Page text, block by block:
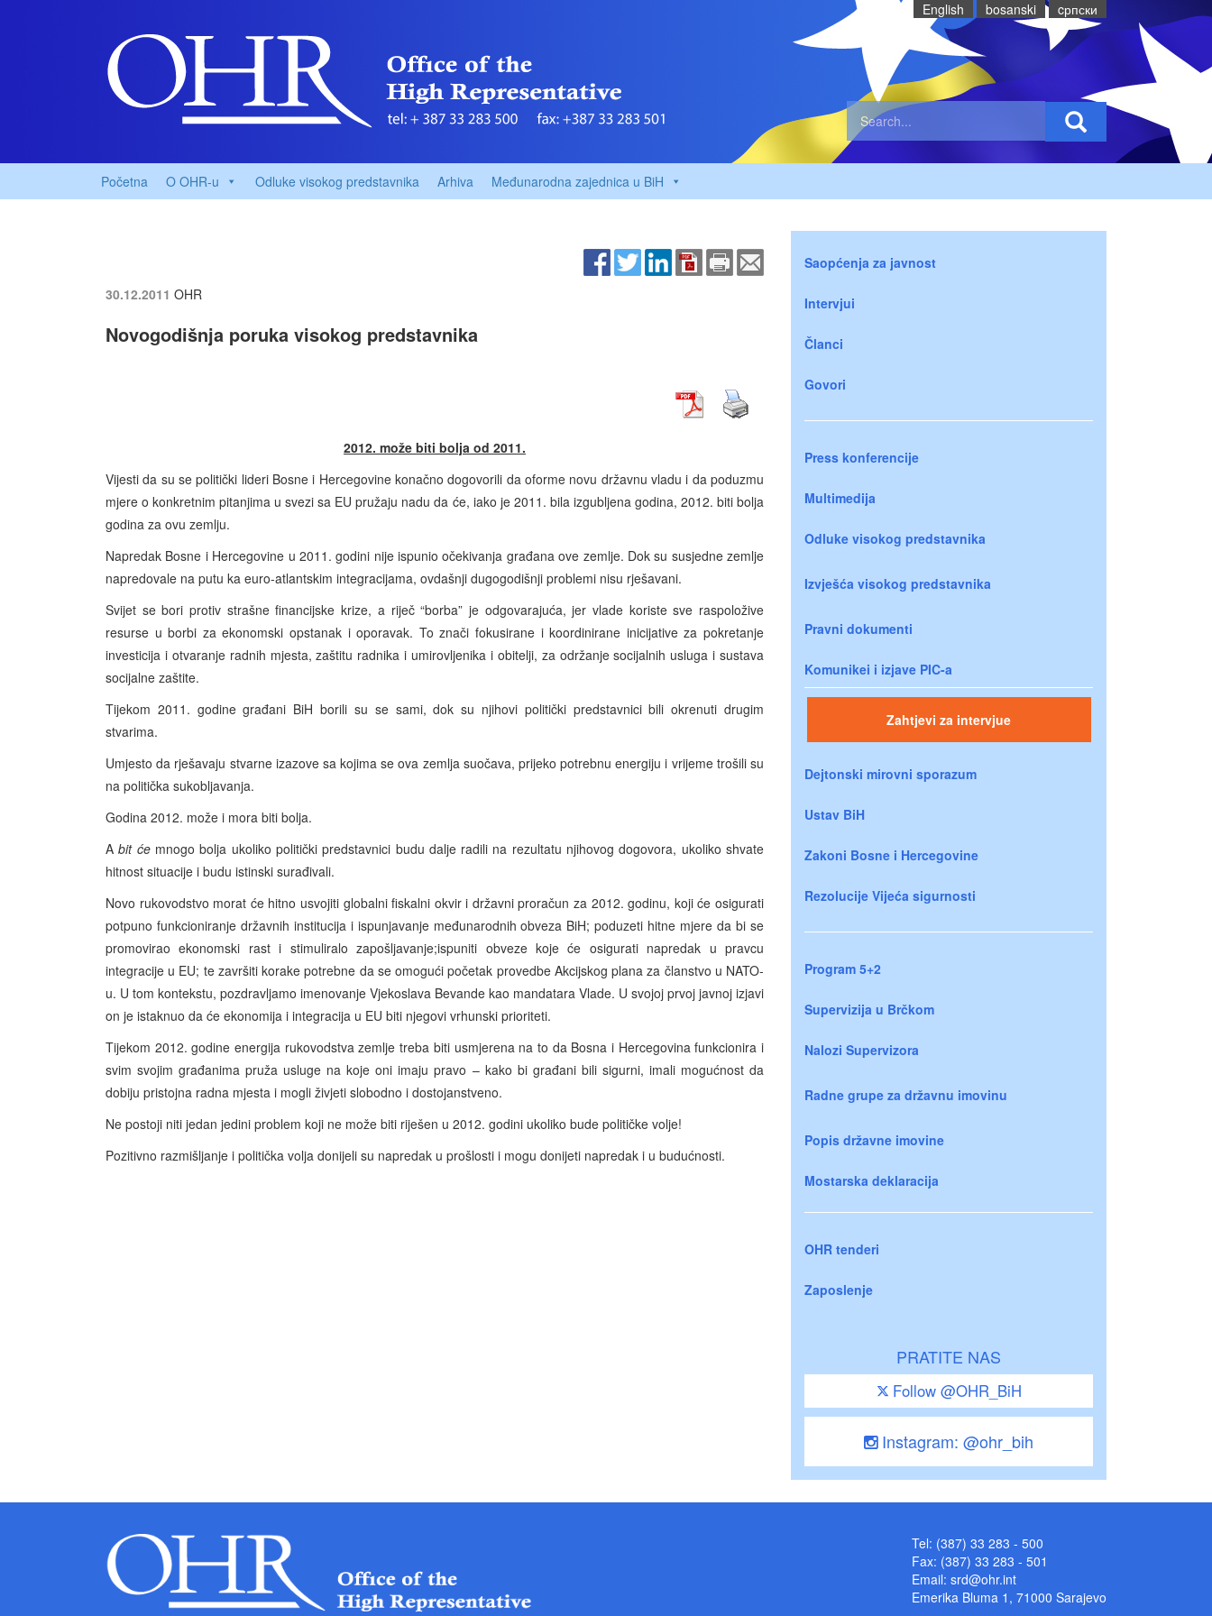
English bosanski cрпски
Početna O OHR-u Odluke visokog predstavnika Arhiva Međunarodna zajednica u BiH
30.12.2011 OHR
Novogodišnja poruka visokog predstavnika
2012. može biti bolja od 2011.
Vijesti da su se politički lideri Bosne i Hercegovine konačno dogovorili da oforme novu državnu vladu i da poduzmu
mjere o konkretnim pitanjima u svezi sa EU pružaju nadu da će, iako je 2011. bila izgubljena godina, 2012. biti bolja
godina za ovu zemlju.
Napredak Bosne i Hercegovine u 2011. godini nije ispunio očekivanja građana ove zemlje. Dok su susjedne zemlje
napredovale na putu ka euro-atlantskim integracijama, ovdašnji dugogodišnji problemi nisu rješavani.
Svijet se bori protiv strašne financijske krize, a riječ “borba” je odgovarajuća, jer vlade koriste sve raspoložive
resurse u borbi za ekonomski opstanak i oporavak. To znači fokusirane i koordinirane inicijative za pokretanje
investicija i otvaranje radnih mjesta, zaštitu radnika i umirovljenika i obitelji, za održanje socijalnih usluga i sustava
socijalne zaštite.
Tijekom 2011. godine građani BiH borili su se sami, dok su njihovi politički predstavnici bili okrenuti drugim
stvarima.
Umjesto da rješavaju stvarne izazove sa kojima se ova zemlja suočava, prijeko potrebnu energiju i vrijeme trošili su
na politička sukobljavanja.
Godina 2012. može i mora biti bolja.
Abit ćemnogo bolja ukoliko politički predstavnici budu dalje radili na rezultatu njihovog dogovora, ukoliko shvate
hitnost situacije i budu istinski surađivali.
Novo rukovodstvo morat će hitno usvojiti globalni fiskalni okvir i državni proračun za 2012. godinu, koji će osigurati
potpuno funkcioniranje državnih institucija i ispunjavanje međunarodnih obveza BiH; poduzeti hitne mjere da bi se
promovirao ekonomski rast i stimuliralo zapošljavanje;ispuniti obveze koje će osigurati napredak u pravcu
integracije u EU; te završiti korake potrebne da se omogući početak provedbe Akcijskog plana za članstvo u NATO-
u. U tom kontekstu, pozdravljamo imenovanje Vjekoslava Bevande kao mandatara Vlade. U svojoj prvoj javnoj izjavi
on je istaknuo da će ekonomija i integracija u EU biti njegovi vrhunski prioriteti.
Tijekom 2012. godine energija rukovodstva zemlje treba biti usmjerena na to da Bosna i Hercegovina funkcionira i
svim svojim građanima pruža usluge na koje oni imaju pravo – kako bi građani bili sigurni, imali mogućnost da
dobiju pristojna radna mjesta i mogli živjeti slobodno i dostojanstveno.
Ne postoji niti jedan jedini problem koji ne može biti riješen u 2012. godini ukoliko bude političke volje!
Pozitivno razmišljanje i politička volja donijeli su napredak u prošlosti i mogu donijeti napredak i u budućnosti.
Saopćenja za javnost
Intervjui
Članci
Govori
Press konferencije
Multimedija
Odluke visokog predstavnika
Izvješća visokog predstavnika
Pravni dokumenti
Komunikei i izjave PIC-a
Zahtjevi za intervjue
Dejtonski mirovni sporazum
Ustav BiH
Zakoni Bosne i Hercegovine
Rezolucije Vijeća sigurnosti
Program 5+2
Supervizija u Brčkom
Nalozi Supervizora
Radne grupe za državnu imovinu
Popis državne imovine
Mostarska deklaracija
OHR tenderi
Zaposlenje
PRATITE NAS
Follow @OHR_BiH
Instagram: @ohr_bih
Tel: (387) 33 283 - 500
Fax: (387) 33 283 - 501
Email: srd@ohr.int
Emerika Bluma 1, 71000 Sarajevo